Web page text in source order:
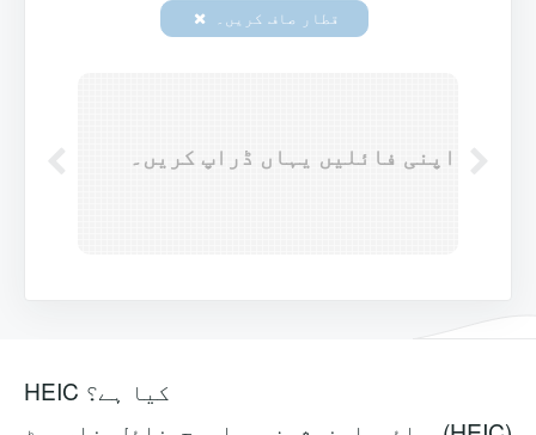
قطار صاف کریں۔
اپنی فائلیں یہاں ڈراپ کریں۔
HEIC کیا ہے؟